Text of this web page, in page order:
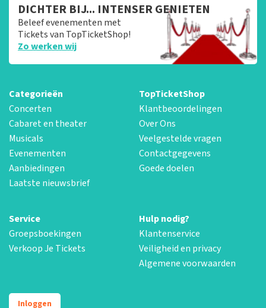
DICHTER BIJ... INTENSER GENIETEN
Beleef evenementen met
Tickets van TopTicketShop!
Zo werken wij
Categorieën
Concerten
Cabaret en theater
Musicals
Evenementen
Aanbiedingen
Laatste nieuwsbrief
TopTicketShop
Klantbeoordelingen
Over Ons
Veelgestelde vragen
Contactgegevens
Goede doelen
Service
Groepsboekingen
Verkoop Je Tickets
Hulp nodig?
Klantenservice
Veiligheid en privacy
Algemene voorwaarden
Inloggen